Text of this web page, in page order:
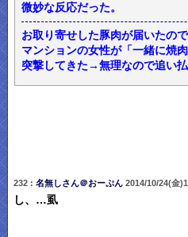
微妙な反応だった。
お取り寄せした豚肉が届いたの
マンションの女性が「一緒に焼
突撃してきた→無理なので追い
232 : 名無しさん＠おーぷん2014/10/24(金
し、…虱